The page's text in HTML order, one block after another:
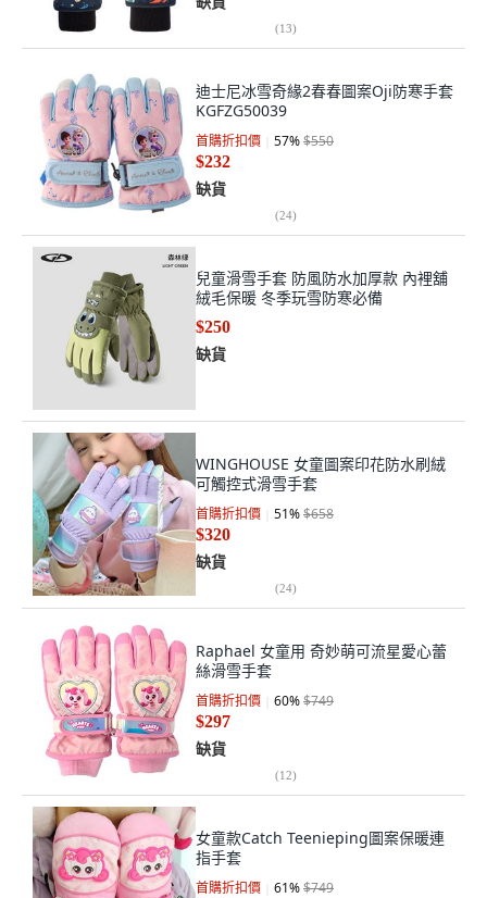
(13)
迪士尼冰雪奇緣2春春圖案Oji防寒手套
KGFZG50039
首購折扣價 57%$550
$232
缺貨
(24)
兒童滑雪手套 防風防水加厚款 內裡舖
絨毛保暖 冬季玩雪防寒必備
$250
缺貨
WINGHOUSE 女童圖案印花防水刷絨
可觸控式滑雪手套
首購折扣價 51%$658
$320
缺貨
(24)
Raphael 女童用 奇妙萌可流星愛心蕾
絲滑雪手套
首購折扣價 60%$749
$297
缺貨
(12)
女童款Catch Teenieping圖案保暖連
指手套
首購折扣價 61%$749